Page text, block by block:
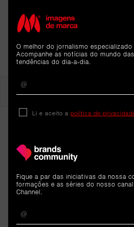
ARTIGOS
O melhor do jornalismo
Acompanhe as notícias do mundo
tendências do dia-a-dia.
Li e aceito a política de
Fique a par das iniciativas da nossa
formações e as séries do nosso
Channel.